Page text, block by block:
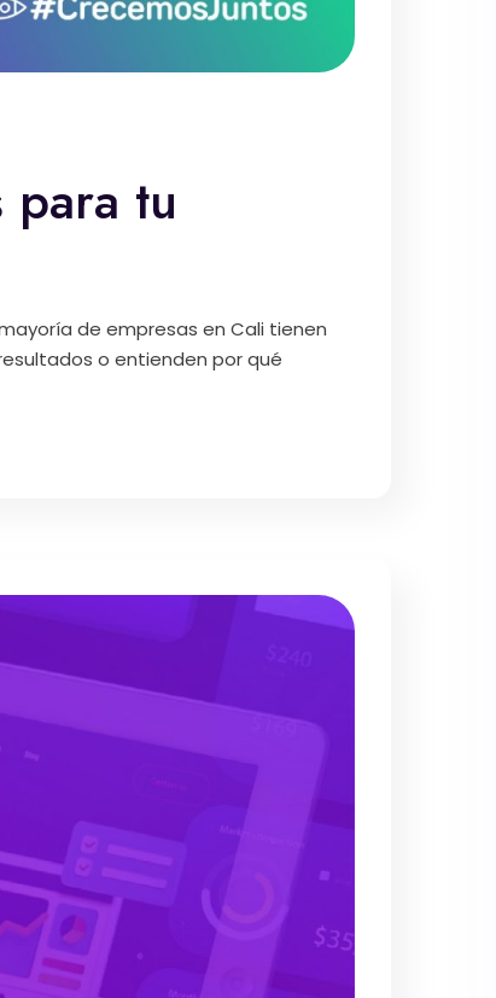
para tu
de empresas en Cali tienen
o entienden por qué